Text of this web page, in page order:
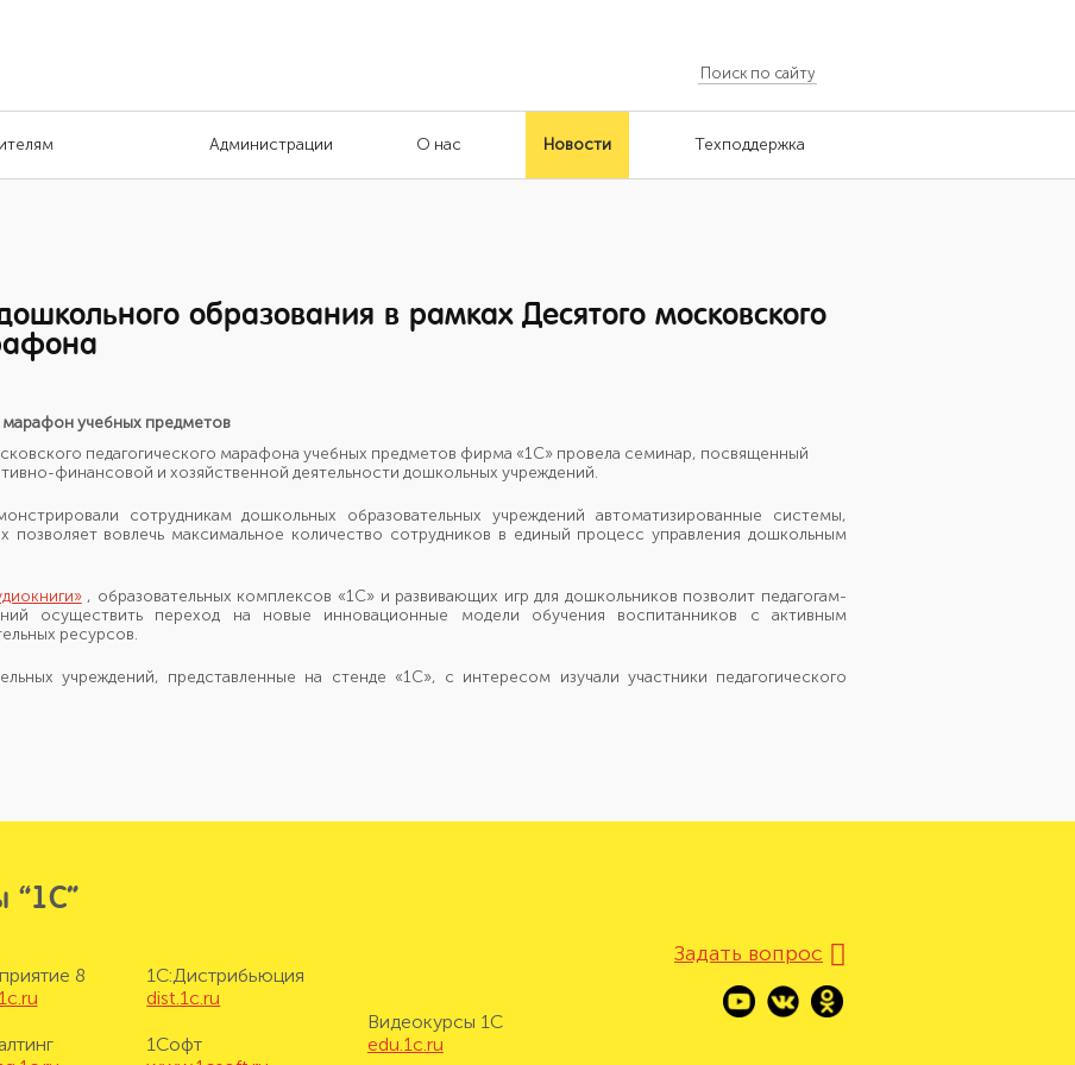
Администрации О нас Новости Техподдержка
образования в рамках Десятого московского
учебных предметов
педагогического марафона учебных предметов фирма «1С» провела семинар, посвященный
финансовой и хозяйственной деятельности дошкольных учреждений.
сотрудникам дошкольных образовательных учреждений автоматизированные системы,
позволяет вовлечь максимальное количество сотрудников в единый процесс управления дошкольным
, образовательных комплексов «1С» и развивающих игр для дошкольников позволит педагогам-
осуществить переход на новые инновационные модели обучения воспитанников с активным
ресурсов.
учреждений, представленные на стенде «1С», с интересом изучали участники педагогического
“1С”
8
1С:Дистрибьюция
dist.1c.ru
1Софт
Видеокурсы 1С
edu.1c.ru
Задать вопрос